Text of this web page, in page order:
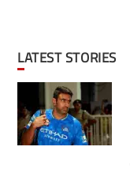
LATEST STORIES